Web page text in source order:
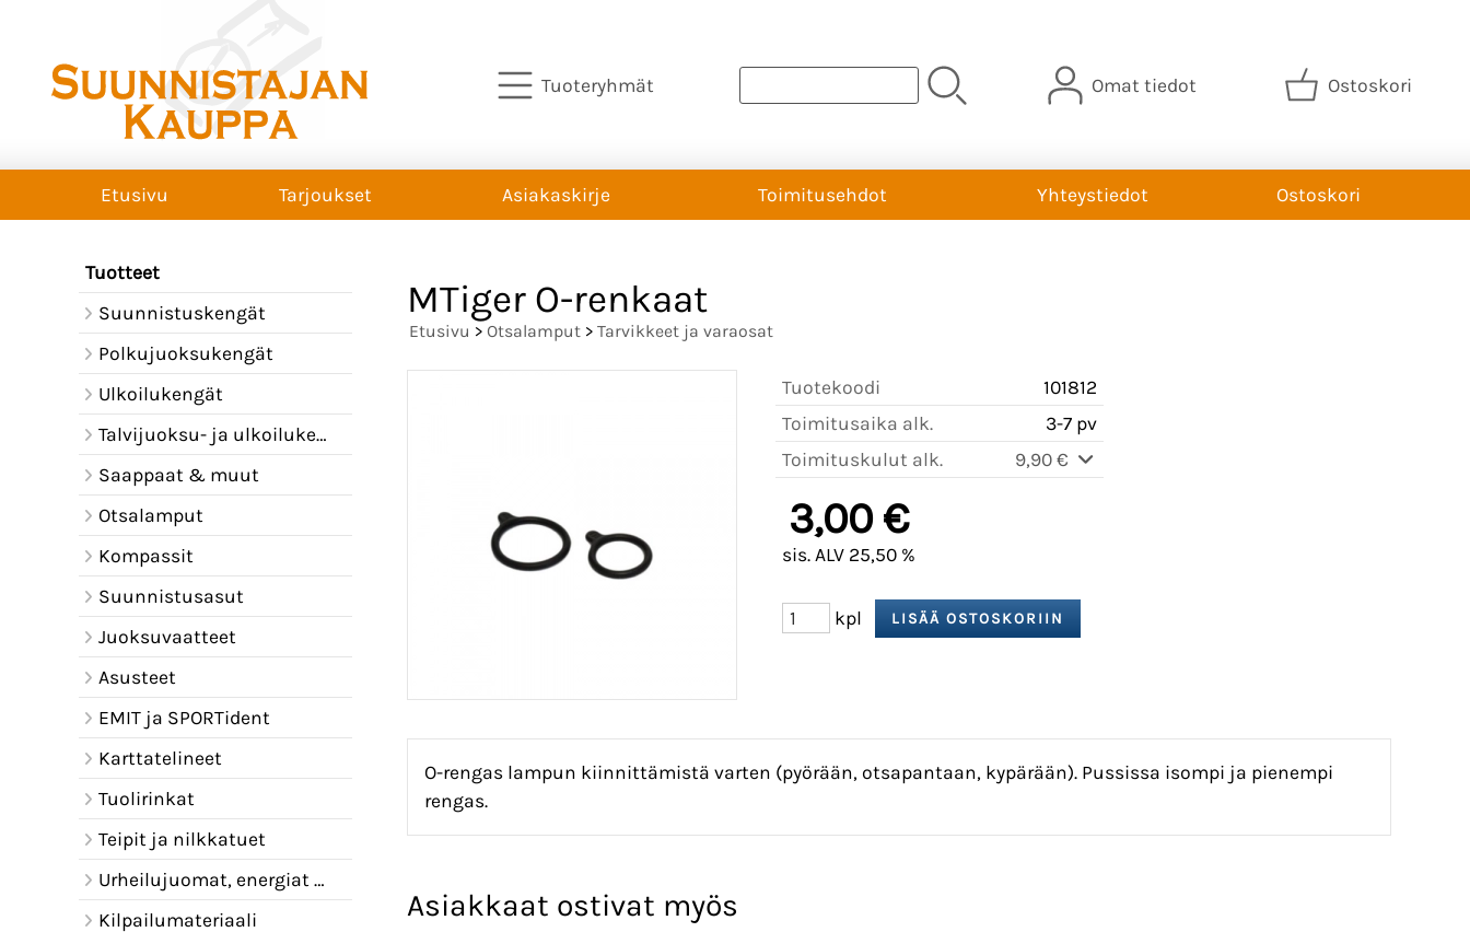
Tuoteryhmät Omat tiedot Ostoskori
Etusivu Tarjoukset Asiakaskirje Toimitusehdot Yhteystiedot Ostoskori
Tuotteet
Suunnistuskengät
Polkujuoksukengät
Ulkoilukengät
Talvijuoksu- ja ulkoilukengät
Saappaat & muut
Otsalamput
Kompassit
Suunnistusasut
Juoksuvaatteet
Asusteet
EMIT ja SPORTident
Karttatelineet
Tuolirinkat
Teipit ja nilkkatuet
Urheilujuomat, energiat ja juomavyöt
Kilpailumateriaali
MTiger O-renkaat
Etusivu > Otsalamput > Tarvikkeet ja varaosat
Tuotekoodi
101812
Toimitusaika alk.
3-7 pv
Toimituskulut alk.
9,90 €
3,00 €
sis. ALV 25,50 %
kpl
O-rengas lampun kiinnittämistä varten (pyörään, otsapantaan, kypärään). Pussissa isompi ja pienempi
rengas.
Asiakkaat ostivat myös